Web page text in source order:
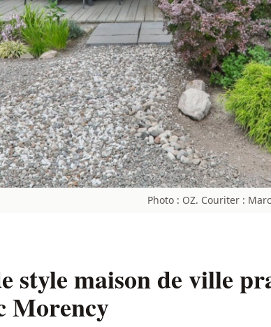
Photo : OZ. Couriter :
style maison de ville
Morency